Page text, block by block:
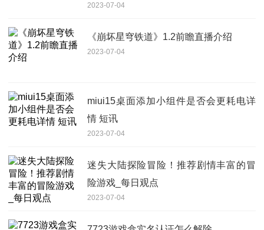
2023-07-04
《崩坏星穹铁道》1.2前瞻直播介绍
2023-07-04
miui15桌面添加小组件是否会更耗电详
情 短讯
2023-07-04
迷失大陆探险冒险！推荐剧情丰富的冒
险游戏_每日观点
2023-07-04